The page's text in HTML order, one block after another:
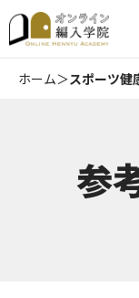
ホーム＞スポーツ健
参